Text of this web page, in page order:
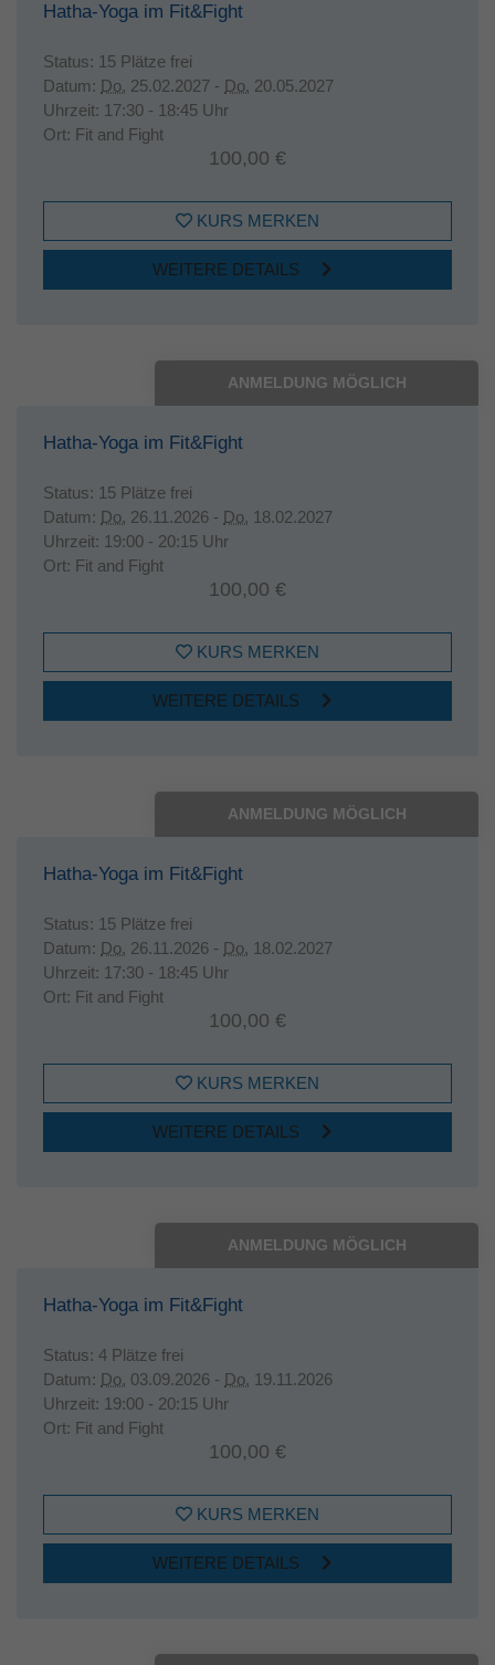
Hatha-Yoga im Fit&Fight
Status: 15 Plätze frei
Datum: Do. 25.02.2027 - Do. 20.05.2027
Uhrzeit: 17:30 - 18:45 Uhr
Ort: Fit and Fight
100,00 €
KURS MERKEN
WEITERE DETAILS
ANMELDUNG MÖGLICH
Hatha-Yoga im Fit&Fight
Status: 15 Plätze frei
Datum: Do. 26.11.2026 - Do. 18.02.2027
Uhrzeit: 19:00 - 20:15 Uhr
Ort: Fit and Fight
100,00 €
KURS MERKEN
WEITERE DETAILS
ANMELDUNG MÖGLICH
Hatha-Yoga im Fit&Fight
Status: 15 Plätze frei
Datum: Do. 26.11.2026 - Do. 18.02.2027
Uhrzeit: 17:30 - 18:45 Uhr
Ort: Fit and Fight
100,00 €
KURS MERKEN
WEITERE DETAILS
ANMELDUNG MÖGLICH
Hatha-Yoga im Fit&Fight
Status: 4 Plätze frei
Datum: Do. 03.09.2026 - Do. 19.11.2026
Uhrzeit: 19:00 - 20:15 Uhr
Ort: Fit and Fight
100,00 €
KURS MERKEN
WEITERE DETAILS